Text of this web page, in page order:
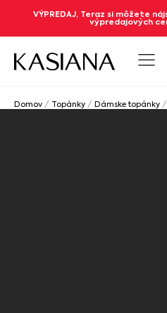
VÝPREDAJ, Teraz si môžete
výpredajových
Domov / Topánky / Dámske topánky /